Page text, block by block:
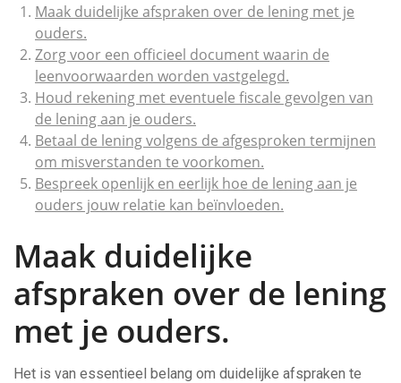
Maak duidelijke afspraken over de lening met je
ouders.
Zorg voor een officieel document waarin de
leenvoorwaarden worden vastgelegd.
Houd rekening met eventuele fiscale gevolgen van
de lening aan je ouders.
Betaal de lening volgens de afgesproken termijnen
om misverstanden te voorkomen.
Bespreek openlijk en eerlijk hoe de lening aan je
ouders jouw relatie kan beïnvloeden.
Maak duidelijke
afspraken over de lening
met je ouders.
Het is van essentieel belang om duidelijke afspraken te